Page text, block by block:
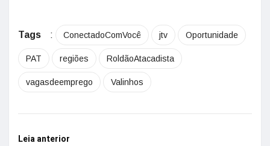
Tags : ConectadoComVocê jtv Oportunidade
PAT regiões RoldãoAtacadista
vagasdeemprego Valinhos
Leia anterior